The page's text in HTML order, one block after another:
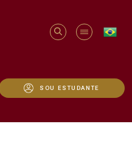
SOU ESTUDANTE